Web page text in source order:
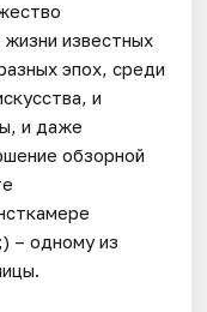
известных
эпох, среди
и
и даже
обзорной
– одному из